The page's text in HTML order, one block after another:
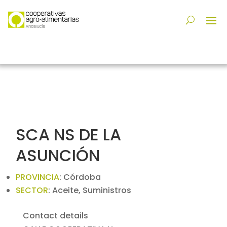
SCA NS DE LA
ASUNCIÓN
PROVINCIA: Córdoba
SECTOR: Aceite, Suministros
Contact details